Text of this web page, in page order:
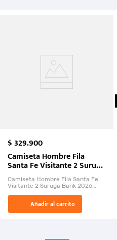
$329.900
Camiseta Hombre Fila
Santa Fe Visitante 2 Suruga
Bank 2026
Camiseta Hombre Fila Santa Fe
Visitante 2 Suruga Bank 2026
El Rugido del Sol Naciente:
“Primeros para la Et...
Añadir al carrito